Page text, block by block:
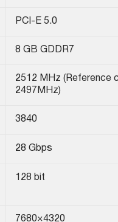
PCI-E 5.0
8 GB GDDR7
2512 MHz (Reference
2497MHz)
3840
28 Gbps
128 bit
7680×4320